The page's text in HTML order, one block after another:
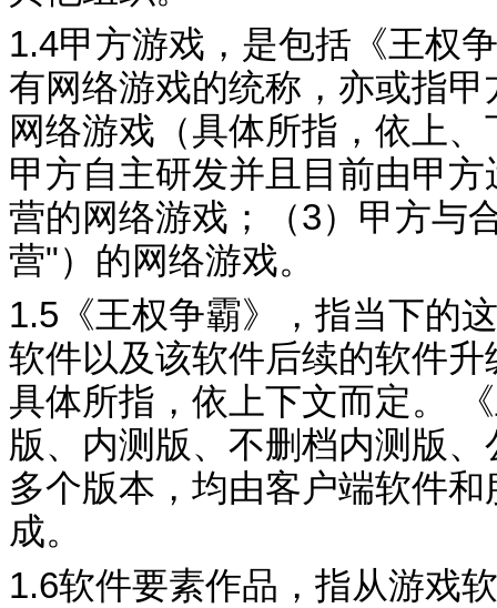
1.4甲方游戏，是包括《王权
有网络游戏的统称， 亦或指甲
网络游戏（具体所指，依上
甲方自主研发并且目前由甲
营的网络游戏；（3）甲方与
营"）的网络游戏。
1.5 《王权争霸》，指当下的
软件以及该软件后续的软件
具体所指，依上下文而定。
《
版、内测版、不删档内测版、
多个版本，均由客户端软件
成。
1.6软件要素作品，指从游戏